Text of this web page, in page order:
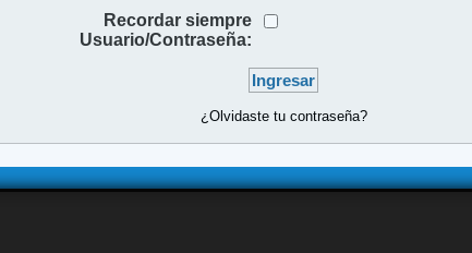
Recordar siempre
Usuario/Contraseña:
¿Olvidaste tu contraseña?